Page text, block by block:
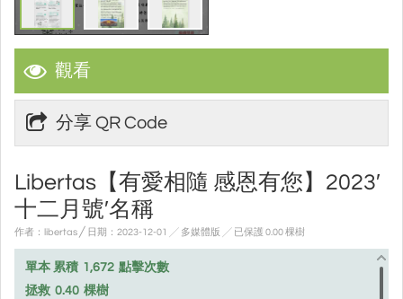
觀看
分享 QR Code
Libertas【有愛相隨 感恩有您】2023′
十二月號′名稱
作者：libertas ╱ 日期：2023-12-01 ╱ 多媒體版 ╱ 已保護 0.00 棵樹
單本 累積 1,672 點擊次數
拯救 0.40 棵樹